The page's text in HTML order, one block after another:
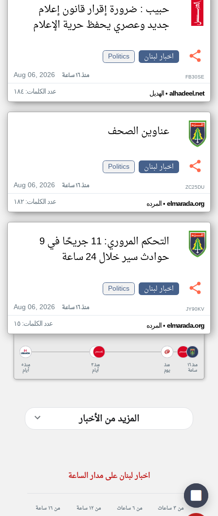
حبيب : ضرورة إقرار قانون إعلام
جديد وعصري يحفظ حرية الإعلام
اخبار لبنان
Politics
Aug 06, 2026
منذ ١٦ ساعة FB30SE
الهديل• alhadeel.net عدد الكلمات: ١٨٤
عناوين الصحف
اخبار لبنان
Politics
Aug 06, 2026
منذ ١٦ ساعة ZC25DU
المرده• elmarada.org عدد الكلمات: ١٨٢
التحكم المروري: 11 جريحًا في 9
حوادث سير خلال 24 ساعة
اخبار لبنان
Politics
Aug 06, 2026
منذ ١٦ ساعة JY90KV
المرده• elmarada.org عدد الكلمات: ١٥
منذ ٥
أيام
منذ ٣
أيام
منذ
يوم
منذ ١٦
ساعة
المزيد من الأخبار
اخبار لبنان على مدار الساعة
من ٣ ساعات من ٦ ساعات من ١٢ ساعة من ١٦ ساعة